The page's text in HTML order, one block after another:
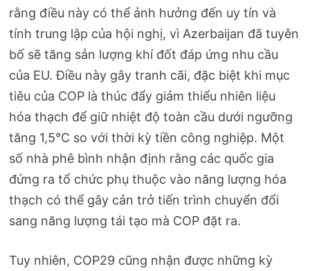
rằng điều này có thể ảnh hưởng đến uy tín và
tính trung lập của hội nghị, vì Azerbaijan đã tuyên
bố sẽ tăng sản lượng khí đốt đáp ứng nhu cầu
của EU. Điều này gây tranh cãi, đặc biệt khi mục
tiêu của COP là thúc đẩy giảm thiểu nhiên liệu
hóa thạch để giữ nhiệt độ toàn cầu dưới ngưỡng
tăng 1,5°C so với thời kỳ tiền công nghiệp. Một
số nhà phê bình nhận định rằng các quốc gia
đứng ra tổ chức phụ thuộc vào năng lượng hóa
thạch có thể gây cản trở tiến trình chuyển đổi
sang năng lượng tái tạo mà COP đặt ra.
Tuy nhiên, COP29 cũng nhận được những kỳ